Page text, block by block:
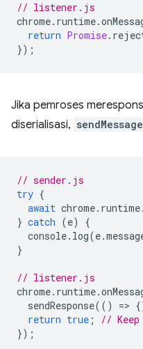
// listener.js
chrome. runtime.
return Promise.
});
Jika pemroses
diserialisasi,
// sender.js
try {
await chrome. runtime.
} catch (e)
{
console. log(e.
}
// listener.js
chrome. runtime.
sendResponse(() =>
return true ;
// Keep
});